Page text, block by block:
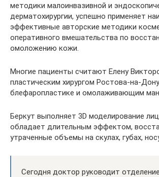
методики малоинвазивной и
дерматохирургии, успешно применяет
эффективные авторские методики
оперативного вмешательства по
омоложению кожи.
Многие пациенты считают Елену
пластическим хирургом Ростова-на-
блефаропластике и омолаживающим
Беркут выполняет 3D моделирование
обладает длительным эффектом,
утраченные объемы на скулах, губах,
Сегодня доктор руководит